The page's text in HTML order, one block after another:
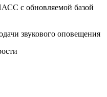
с обновляемой базой
звукового оповещения